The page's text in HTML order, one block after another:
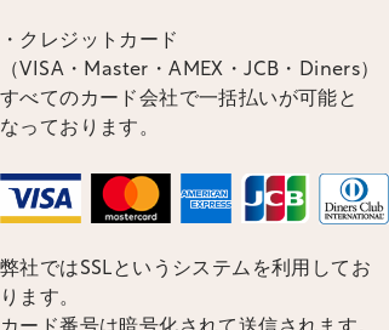
・クレジットカード
（VISA・Master・AMEX・JCB・Diners）
すべてのカード会社で一括払いが可能と
なっております。
弊社ではSSLというシステムを利用してお
ります。